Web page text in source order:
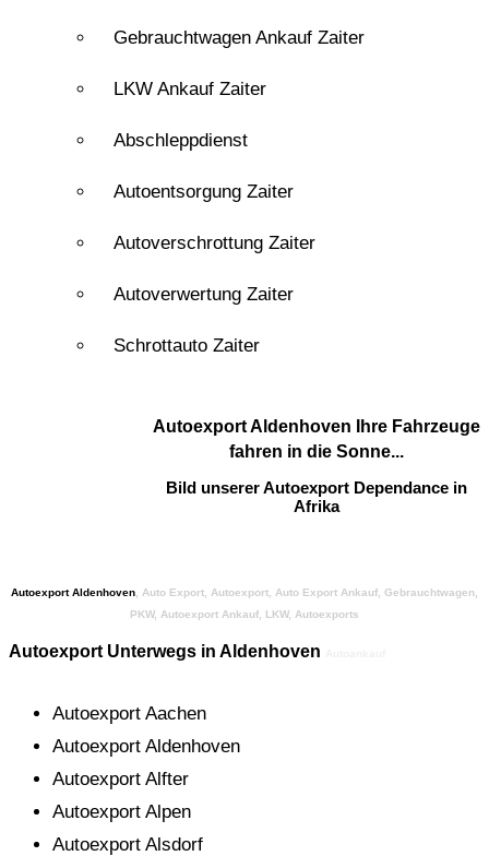
Gebrauchtwagen Ankauf Zaiter
LKW Ankauf Zaiter
Abschleppdienst
Autoentsorgung Zaiter
Autoverschrottung Zaiter
Autoverwertung Zaiter
Schrottauto Zaiter
Autoexport Aldenhoven Ihre Fahrzeuge
fahren in die Sonne...
Bild unserer Autoexport Dependance in
Afrika
Autoexport Aldenhoven , Auto Export, Autoexport, Auto Export Ankauf, Gebrauchtwagen,
PKW, Autoexport Ankauf, LKW, Autoexports
Autoexport Unterwegs in Aldenhoven
Autoexport Aachen
Autoexport Aldenhoven
Autoexport Alfter
Autoexport Alpen
Autoexport Alsdorf